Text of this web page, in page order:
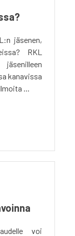
jäsenen,
RKL
kanavissa
...
voi